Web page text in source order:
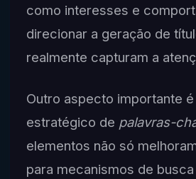
como interesses e
direcionar a geração de
realmente capturam a
Outro aspecto importante
estratégico de palavras-
elementos não só
para mecanismos de busca